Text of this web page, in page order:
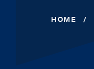
HOME /